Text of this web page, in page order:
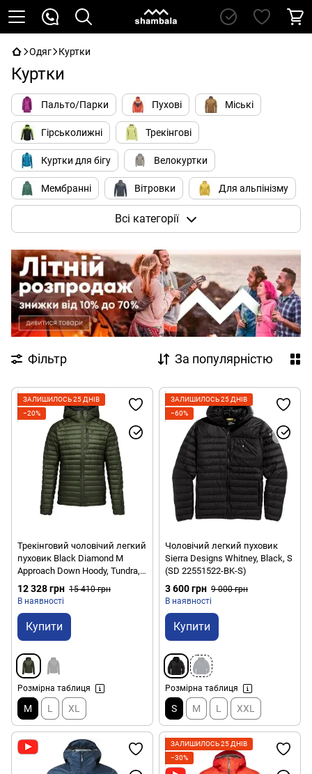
Одяг Куртки
Куртки
Пальто/Парки Пухові Міські
Гірськолижні Трекінгові
Куртки для бігу Велокуртки
Мембранні Вітровки Для альпінізму
Всі категорії
Фільтр За популярністю
ЗАЛИШИЛОСЬ 25 ДНІВ
−20%
Трекінговий чоловічий легкий
пуховик Black Diamond M
Approach Down Hoody, Tundra,
M (BD 7440923010MED1)
12 328 грн 15 410 грн
В наявності
Купити
Розмірна таблиця
M L XL
ЗАЛИШИЛОСЬ 25 ДНІВ
−60%
Чоловічий легкий пуховик
Sierra Designs Whitney, Black, S
(SD 22551522-BK-S)
3 600 грн 9 000 грн
В наявності
Купити
Розмірна таблиця
S M L XXL
ЗАЛИШИЛОСЬ 25 ДНІВ
−30%